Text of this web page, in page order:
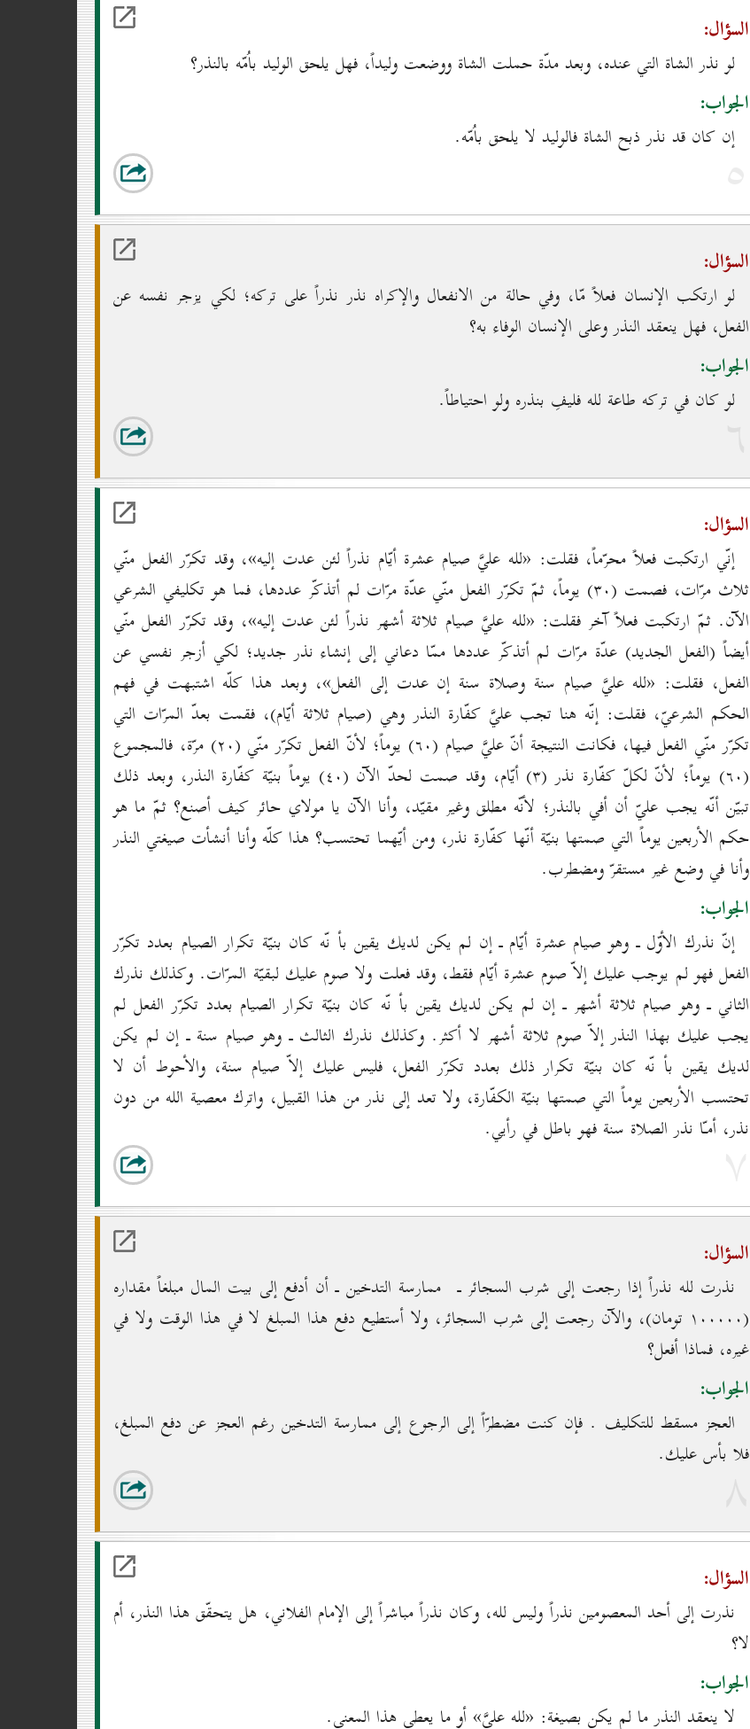
السؤال:
لو نذر الشاة التي عنده، وبعد مدّة حملت الشاة ووضعت وليداً، فهل يلحق الوليد باُمّه بالنذر؟
الجواب:
إن كان قد نذر ذبح الشاة فالوليد لا يلحق باُمّه.
٥
السؤال:
لو ارتكب الإنسان فعلاً مّا، وفي حالة من الانفعال والإكراه نذر نذراً على تركه؛ لكي يزجر نفسه عن
الفعل، فهل ينعقد النذر وعلى الإنسان الوفاء به؟
الجواب:
لو كان في تركه طاعة لله فليفِ بنذره ولو احتياطاً.
٦
السؤال:
إنّي ارتكبت فعلاً محرّماً، فقلت: «لله عليَّ صيام عشرة أيّام نذراً لئن عدت إليه»، وقد تكرّر الفعل منّي
ثلاث مرّات، فصمت (۳٠) يوماً، ثمّ تكرّر الفعل منّي عدّة مرّات لم أتذكّر عددها، فما هو تكليفي الشرعي
الآن. ثمّ ارتكبت فعلاً آخر فقلت: «لله عليَّ صيام ثلاثة أشهر نذراً لئن عدت إليه»، وقد تكرّر الفعل منّي
أيضاً (الفعل الجديد) عدّة مرّات لم أتذكّر عددها ممّا دعاني إلى إنشاء نذر جديد؛ لكي أزجر نفسي عن
الفعل، فقلت: «لله عليَّ صيام سنة وصلاة سنة إن عدت إلى الفعل»، وبعد هذا كلّه اشتبهت في فهم
الحكم الشرعيّ، فقلت: إنّه هنا تجب عليَّ كفّارة النذر وهي (صيام ثلاثة أيّام)، فقمت بعدّ المرّات التي
تكرّر منّي الفعل فيها، فكانت النتيجة أنّ عليَّ صيام (٦٠) يوماً؛ لأنّ الفعل تكرّر منّي (۲٠) مرّة، فالمجموع
(٦٠) يوماً؛ لأنّ لكلّ كفّارة نذر (۳) أيّام، وقد صمت لحدّ الآن (٤٠) يوماً بنيّة كفّارة النذر، وبعد ذلك
تبيّن أنّه يجب عليّ أن أفي بالنذر؛ لأنّه مطلق وغير مقيّد، وأنا الآن يا مولاي حائر كيف أصنع؟ ثمّ ما هو
حكم الأربعين يوماً التي صمتها بنيّة أنّها كفّارة نذر، ومن أيّهما تحتسب؟ هذا كلّه وأنا أنشأت صيغتي النذر
وأنا في وضع غير مستقرّ ومضطرب.
الجواب:
إنّ نذرك الأوّل ـ وهو صيام عشرة أيّام ـ إن لم يكن لديك يقين بأ نّه كان بنيّة تكرار الصيام بعدد تكرّر
الفعل فهو لم يوجب عليك إلاّ صوم عشرة أيّام فقط، وقد فعلت ولا صوم عليك لبقيّة المرّات. وكذلك نذرك
الثاني ـ وهو صيام ثلاثة أشهر ـ إن لم يكن لديك يقين بأ نّه كان بنيّة تكرار الصيام بعدد تكرّر الفعل لم
يجب عليك بهذا النذر إلاّ صوم ثلاثة أشهر لا أكثر. وكذلك نذرك الثالث ـ وهو صيام سنة ـ إن لم يكن
لديك يقين بأ نّه كان بنيّة تكرار ذلك بعدد تكرّر الفعل، فليس عليك إلاّ صيام سنة، والأحوط أن لا
تحتسب الأربعين يوماً التي صمتها بنيّة الكفّارة، ولا تعد إلى نذر من هذا القبيل، واترك معصية الله من دون
نذر، أمـّا نذر الصلاة سنة فهو باطل في رأيي.
۷
السؤال:
نذرت لله نذراً إذا رجعت إلى شرب السجائر ـ ممارسة التدخين ـ أن أدفع إلى بيت المال مبلغاً مقداره
(۱٠٠٠٠٠ تومان)، والآن رجعت إلى شرب السجائر، ولا أستطيع دفع هذا المبلغ لا في هذا الوقت ولا في
غيره، فماذا أفعل؟
الجواب:
العجز مسقط للتكليف . فإن كنت مضطرّاً إلى الرجوع إلى ممارسة التدخين رغم العجز عن دفع المبلغ،
فلا بأس عليك.
۸
السؤال:
نذرت إلى أحد المعصومين نذراً وليس لله، وكان نذراً مباشراً إلى الإمام الفلاني، هل يتحقّق هذا النذر، أم
لا؟
الجواب:
لا ينعقد النذر ما لم يكن بصيغة: «لله عليَّ» أو ما يعطي هذا المعنى.